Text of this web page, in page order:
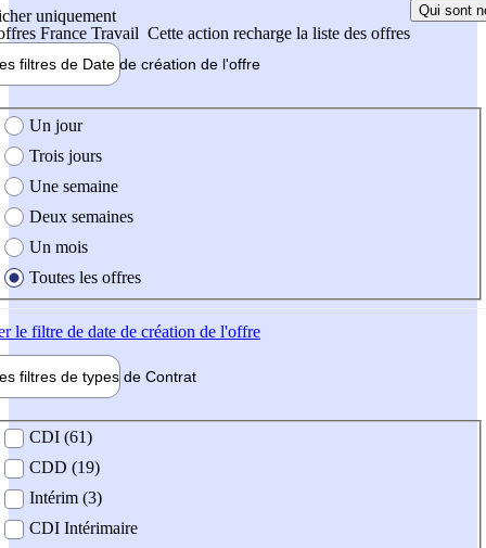
uniquement
France Travail Cette action recharge la liste des offres
Qui sont
filtres de Date de création de l'offre
création de l'offre
Un jour
Trois jours
Une semaine
Deux semaines
Un mois
Toutes les offres
le filtre de date de création de l'offre
filtres de types de Contrat
contrat
CDI (61)
CDD (19)
Intérim (3)
CDI Intérimaire